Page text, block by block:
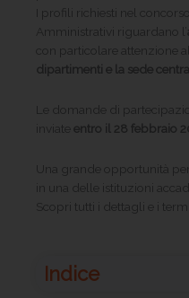
I profili richiesti nel
Amministrativi riguardano l’
con particolare attenzione
dipartimenti e la sede
Le domande di
inviate entro il 28 febbraio
Una grande opportunità
in una delle istituzioni
Scopri tutti i dettagli e i
Indice